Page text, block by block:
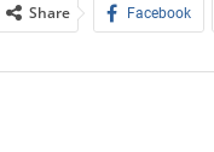
Share Facebook